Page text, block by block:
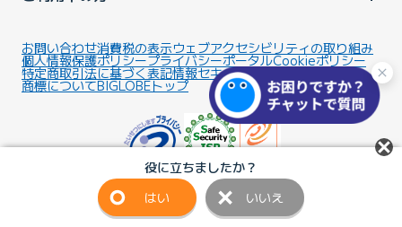
役に立ちましたか？
はい
いいえ
お問い合わせ消費税の表示ウェブアクセシビリティの取り組み
個人情報保護ポリシープライバシーポータルCookieポリシー
特定商取引法に基づく表記情報セキュリティ基本方針
商標についてBIGLOBEトップ
Copyright ©BIGLOBE Inc. 2026. All rights reserved.